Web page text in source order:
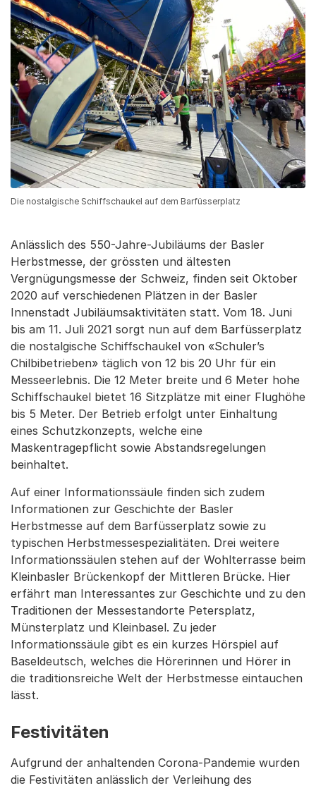
Die nostalgische Schiffschaukel auf dem Barfüsserplatz
Anlässlich des 550-Jahre-Jubiläums der Basler
Herbstmesse, der grössten und ältesten
Vergnügungsmesse der Schweiz, finden seit Oktober
2020 auf verschiedenen Plätzen in der Basler
Innenstadt Jubiläumsaktivitäten statt. Vom 18. Juni
bis am 11. Juli 2021 sorgt nun auf dem Barfüsserplatz
die nostalgische Schiffschaukel von «Schuler’s
Chilbibetrieben» täglich von 12 bis 20 Uhr für ein
Messeerlebnis. Die 12 Meter breite und 6 Meter hohe
Schiffschaukel bietet 16 Sitzplätze mit einer Flughöhe
bis 5 Meter. Der Betrieb erfolgt unter Einhaltung
eines Schutzkonzepts, welche eine
Maskentragepflicht sowie Abstandsregelungen
beinhaltet.
Auf einer Informationssäule finden sich zudem
Informationen zur Geschichte der Basler
Herbstmesse auf dem Barfüsserplatz sowie zu
typischen Herbstmessespezialitäten. Drei weitere
Informationssäulen stehen auf der Wohlterrasse beim
Kleinbasler Brückenkopf der Mittleren Brücke. Hier
erfährt man Interessantes zur Geschichte und zu den
Traditionen der Messestandorte Petersplatz,
Münsterplatz und Kleinbasel. Zu jeder
Informationssäule gibt es ein kurzes Hörspiel auf
Baseldeutsch, welches die Hörerinnen und Hörer in
die traditionsreiche Welt der Herbstmesse eintauchen
lässt.
Festivitäten
Aufgrund der anhaltenden Corona-Pandemie wurden
die Festivitäten anlässlich der Verleihung des